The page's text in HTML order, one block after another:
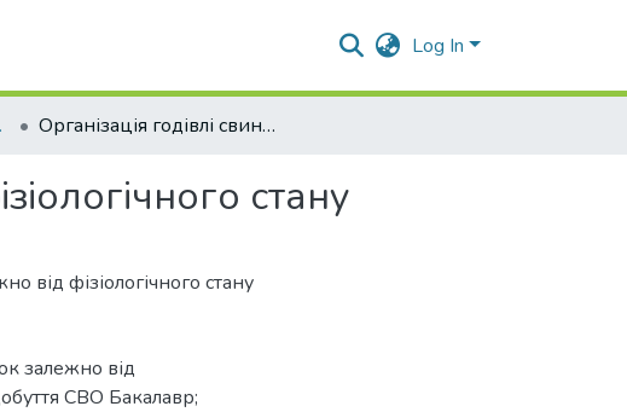
Log In
2024 Організація годівлі свиноматок залежно від фізіологічного стану
стану
від фізіологічного стану
залежно від
СВО Бакалавр;